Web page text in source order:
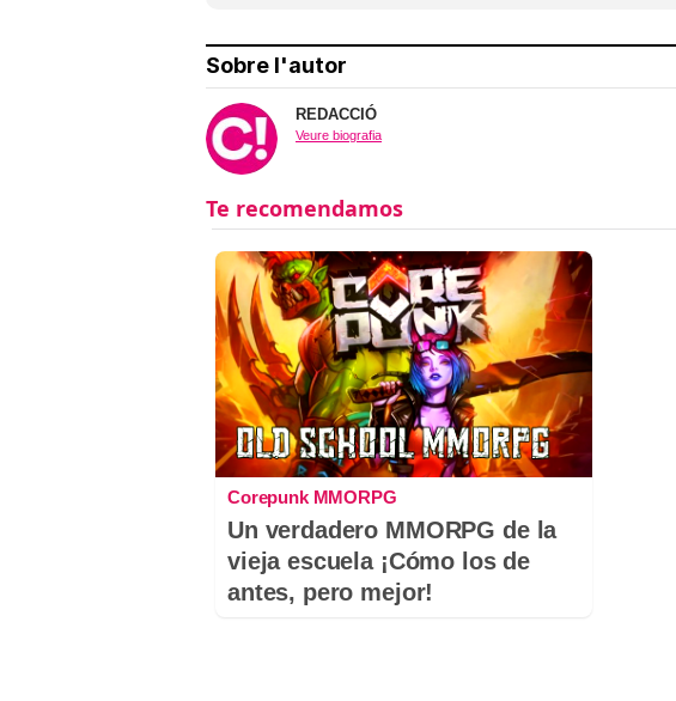
Sobre l'autor
REDACCIÓ
Veure biografia
Corepunk MMORPG
Un verdadero MMORPG de la
vieja escuela ¡Cómo los de
antes, pero mejor!